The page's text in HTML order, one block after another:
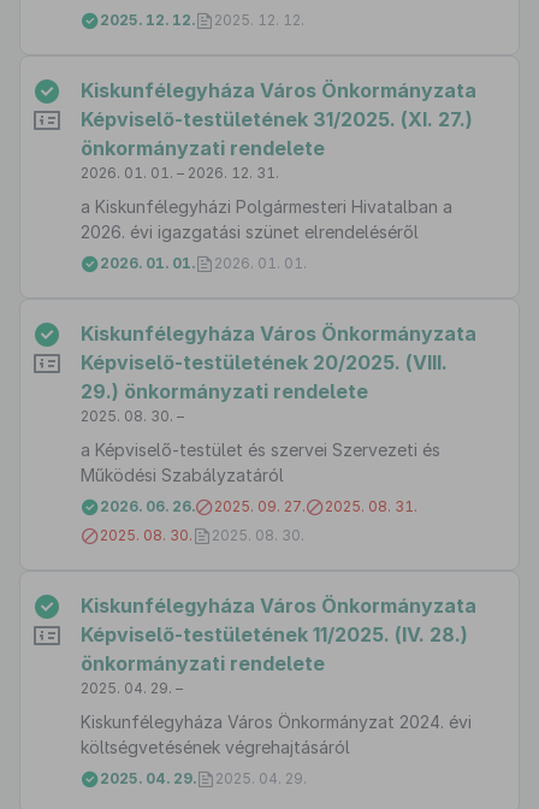
2025. 12. 12. 2025. 12. 12.
Kiskunfélegyháza Város Önkormányzata
Képviselő-testületének 31/2025. (XI. 27.)
önkormányzati rendelete
2026. 01. 01. – 2026. 12. 31.
a Kiskunfélegyházi Polgármesteri Hivatalban a
2026. évi igazgatási szünet elrendeléséről
2026. 01. 01. 2026. 01. 01.
Kiskunfélegyháza Város Önkormányzata
Képviselő-testületének 20/2025. (VIII.
29.) önkormányzati rendelete
2025. 08. 30. –
a Képviselő-testület és szervei Szervezeti és
Működési Szabályzatáról
2026. 06. 26. 2025. 09. 27.
2025. 08. 31.
2025. 08. 30.
2025. 08. 30.
Kiskunfélegyháza Város Önkormányzata
Képviselő-testületének 11/2025. (IV. 28.)
önkormányzati rendelete
2025. 04. 29. –
Kiskunfélegyháza Város Önkormányzat 2024. évi
költségvetésének végrehajtásáról
2025. 04. 29. 2025. 04. 29.